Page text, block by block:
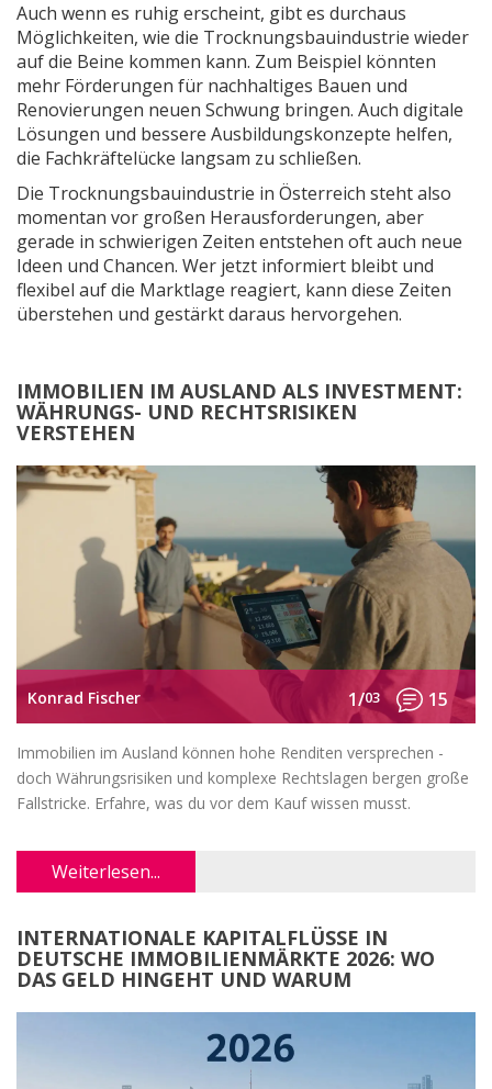
Auch wenn es ruhig erscheint, gibt es durchaus
Möglichkeiten, wie die Trocknungsbauindustrie wieder
auf die Beine kommen kann. Zum Beispiel könnten
mehr Förderungen für nachhaltiges Bauen und
Renovierungen neuen Schwung bringen. Auch digitale
Lösungen und bessere Ausbildungskonzepte helfen,
die Fachkräftelücke langsam zu schließen.
Die Trocknungsbauindustrie in Österreich steht also
momentan vor großen Herausforderungen, aber
gerade in schwierigen Zeiten entstehen oft auch neue
Ideen und Chancen. Wer jetzt informiert bleibt und
flexibel auf die Marktlage reagiert, kann diese Zeiten
überstehen und gestärkt daraus hervorgehen.
IMMOBILIEN IM AUSLAND ALS INVESTMENT:
WÄHRUNGS- UND RECHTSRISIKEN
VERSTEHEN
Konrad Fischer 1/03 15
Immobilien im Ausland können hohe Renditen versprechen -
doch Währungsrisiken und komplexe Rechtslagen bergen große
Fallstricke. Erfahre, was du vor dem Kauf wissen musst.
Weiterlesen...
INTERNATIONALE KAPITALFLÜSSE IN
DEUTSCHE IMMOBILIENMÄRKTE 2026: WO
DAS GELD HINGEHT UND WARUM